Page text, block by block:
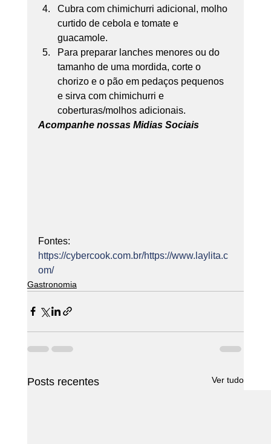
Cubra com chimichurri adicional, molho
curtido de cebola e tomate e
guacamole.
Para preparar lanches menores ou do
tamanho de uma mordida, corte o
chorizo e o pão em pedaços pequenos
e sirva com chimichurri e
coberturas/molhos adicionais.
Acompanhe nossas Midias Sociais
Fontes:
https://cybercook.com.br/https://www.laylita.c
om/
Gastronomia
Posts recentes Ver tudo